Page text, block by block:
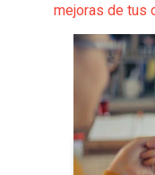
mejoras de tus